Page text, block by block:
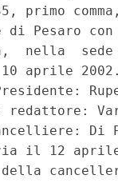
comma,
di Pesaro
nella
aprile
redattore:
Di
il 12